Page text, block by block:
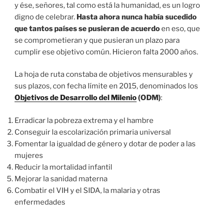
y ése, señores, tal como está la humanidad, es un logro
digno de celebrar. Hasta ahora nunca había sucedido
que tantos países se pusieran de acuerdoen eso, que
se comprometieran y que pusieran un plazo para
cumplir ese objetivo común. Hicieron falta 2000 años.
La hoja de ruta constaba de objetivos mensurables y
sus plazos, con fecha límite en 2015, denominados los
Objetivos de Desarrollo del Milenio(ODM):
Erradicar la pobreza extrema y el hambre
Conseguir la escolarización primaria universal
Fomentar la igualdad de género y dotar de poder a las
mujeres
Reducir la mortalidad infantil
Mejorar la sanidad materna
Combatir el VIH y el SIDA, la malaria y otras
enfermedades